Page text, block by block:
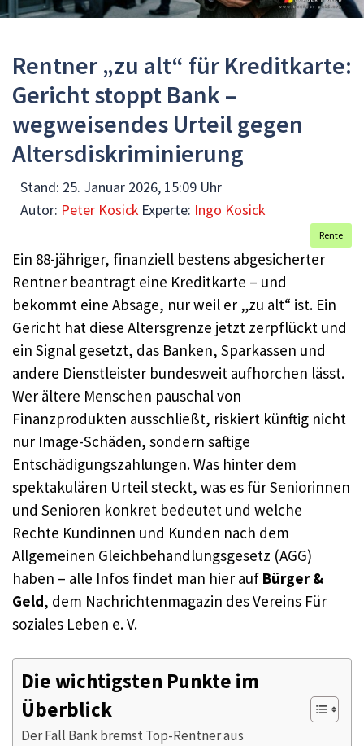
Rentner „zu alt“ für Kreditkarte:
Gericht stoppt Bank –
wegweisendes Urteil gegen
Altersdiskriminierung
Stand: 25. Januar 2026, 15:09 Uhr
Autor: Peter Kosick Experte: Ingo Kosick
Rente
Ein 88-jähriger, finanziell bestens abgesicherter
Rentner beantragt eine Kreditkarte – und
bekommt eine Absage, nur weil er „zu alt“ ist. Ein
Gericht hat diese Altersgrenze jetzt zerpflückt und
ein Signal gesetzt, das Banken, Sparkassen und
andere Dienstleister bundesweit aufhorchen lässt.
Wer ältere Menschen pauschal von
Finanzprodukten ausschließt, riskiert künftig nicht
nur Image-Schäden, sondern saftige
Entschädigungszahlungen. Was hinter dem
spektakulären Urteil steckt, was es für Seniorinnen
und Senioren konkret bedeutet und welche
Rechte Kundinnen und Kunden nach dem
Allgemeinen Gleichbehandlungsgesetz (AGG)
haben – alle Infos findet man hier auf Bürger &
Geld, dem Nachrichtenmagazin des Vereins Für
soziales Leben e. V.
Die wichtigsten Punkte im
Überblick
Der Fall Bank bremst Top-Rentner aus